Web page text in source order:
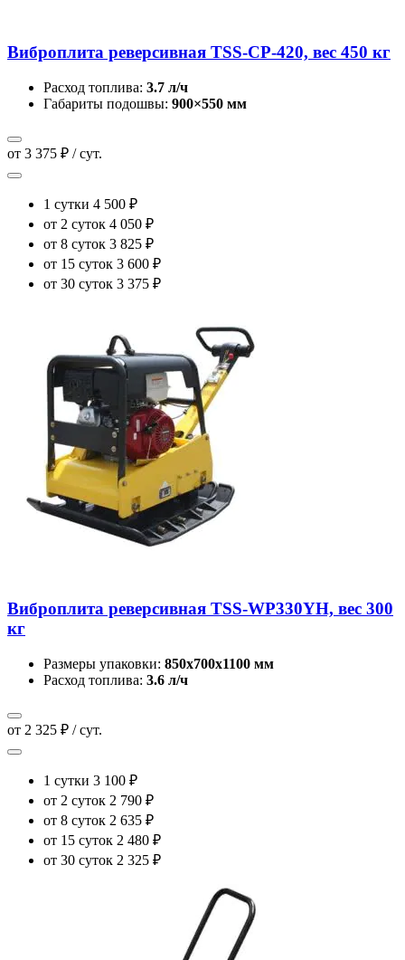
Виброплита реверсивная TSS-CP-420, вес 450 кг
Расход топлива: 3.7 л/ч
Габариты подошвы: 900×550 мм
от 3 375 ₽ / сут.
1 сутки 4 500 ₽
от 2 суток 4 050 ₽
от 8 суток 3 825 ₽
от 15 суток 3 600 ₽
от 30 суток 3 375 ₽
Виброплита реверсивная TSS-WP330YH, вес 300
кг
Размеры упаковки: 850х700х1100 мм
Расход топлива: 3.6 л/ч
от 2 325 ₽ / сут.
1 сутки 3 100 ₽
от 2 суток 2 790 ₽
от 8 суток 2 635 ₽
от 15 суток 2 480 ₽
от 30 суток 2 325 ₽